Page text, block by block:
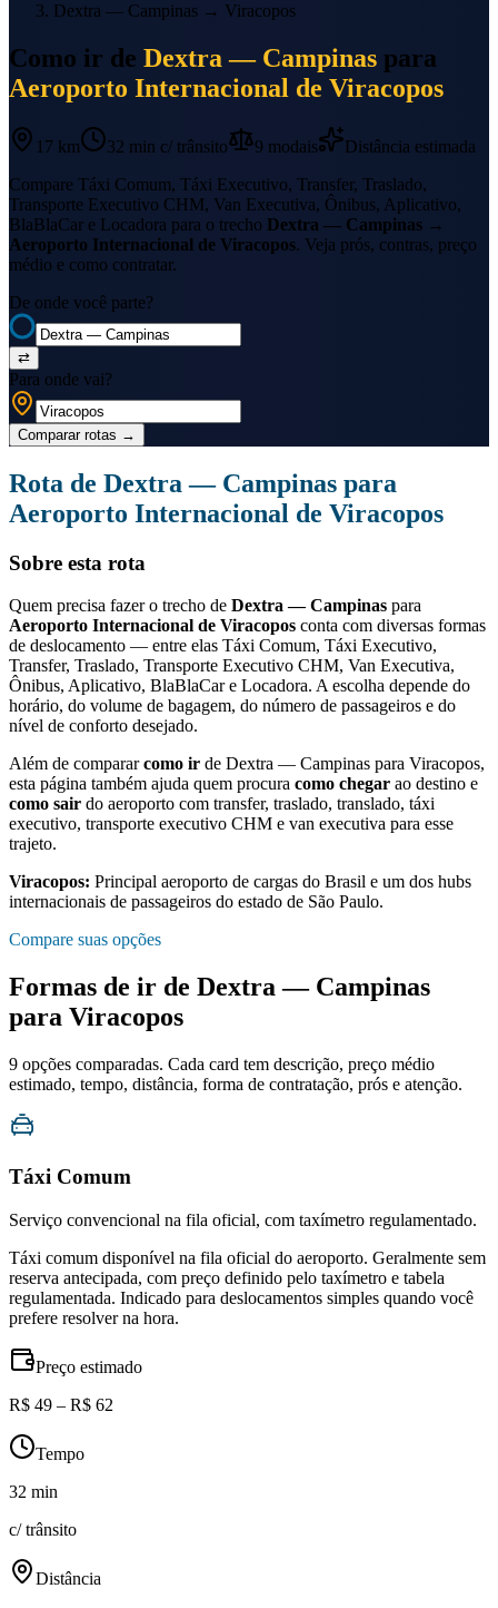
Dextra — Campinas → Viracopos
Como ir de Dextra — Campinas para
Aeroporto Internacional de Viracopos
17 km 32 min c/ trânsito 9 modais
Distância estimada
Compare Táxi Comum, Táxi Executivo, Transfer, Traslado,
Transporte Executivo CHM, Van Executiva, Ônibus, Aplicativo,
BlaBlaCar e Locadora para o trecho Dextra — Campinas →
Aeroporto Internacional de Viracopos. Veja prós, contras, preço
médio e como contratar.
De onde você parte?
⇄
Para onde vai?
Comparar rotas →
Rota de Dextra — Campinas para
Aeroporto Internacional de Viracopos
Sobre esta rota
Quem precisa fazer o trecho de Dextra — Campinas para
Aeroporto Internacional de Viracopos conta com diversas formas
de deslocamento — entre elas Táxi Comum, Táxi Executivo,
Transfer, Traslado, Transporte Executivo CHM, Van Executiva,
Ônibus, Aplicativo, BlaBlaCar e Locadora. A escolha depende do
horário, do volume de bagagem, do número de passageiros e do
nível de conforto desejado.
Além de compararcomo ir de Dextra — Campinas para Viracopos,
esta página também ajuda quem procura como chegar ao destino e
como sair do aeroporto com transfer, traslado, translado, táxi
executivo, transporte executivo CHM e van executiva para esse
trajeto.
Viracopos: Principal aeroporto de cargas do Brasil e um dos hubs
internacionais de passageiros do estado de São Paulo.
Compare suas opções
Formas de ir de Dextra — Campinas
para Viracopos
9 opções comparadas. Cada card tem descrição, preço médio
estimado, tempo, distância, forma de contratação, prós e atenção.
Táxi Comum
Serviço convencional na fila oficial, com taxímetro regulamentado.
Táxi comum disponível na fila oficial do aeroporto. Geralmente sem
reserva antecipada, com preço definido pelo taxímetro e tabela
regulamentada. Indicado para deslocamentos simples quando você
prefere resolver na hora.
Preço estimado
R$ 49 – R$ 62
Tempo
32 min
c/ trânsito
Distância